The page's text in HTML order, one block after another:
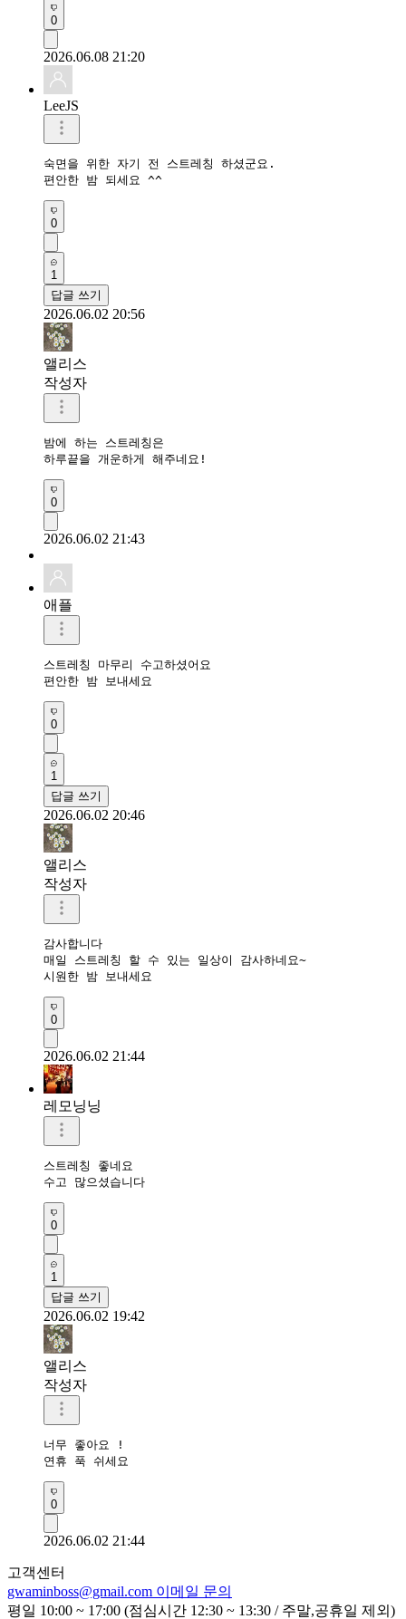
0
2026.06.08 21:20
LeeJS
숙면을 위한 자기 전 스트레칭 하셨군요.
편안한 밤 되세요 ^^
0
1
답글 쓰기
2026.06.02 20:56
앨리스
작성자
밤에 하는 스트레칭은
하루끝을 개운하게 해주네요!
0
2026.06.02 21:43
애플
스트레칭 마무리 수고하셨어요
편안한 밤 보내세요
0
1
답글 쓰기
2026.06.02 20:46
앨리스
작성자
감사합니다
매일 스트레칭 할 수 있는 일상이 감사하네요~
시원한 밤 보내세요
0
2026.06.02 21:44
레모닝닝
스트레칭 좋네요
수고 많으셨습니다
0
1
답글 쓰기
2026.06.02 19:42
앨리스
작성자
너무 좋아요 !
연휴 푹 쉬세요
0
2026.06.02 21:44
고객센터
gwaminboss@gmail.com 이메일 문의
평일 10:00 ~ 17:00 (점심시간 12:30 ~ 13:30 / 주말,공휴일 제외)